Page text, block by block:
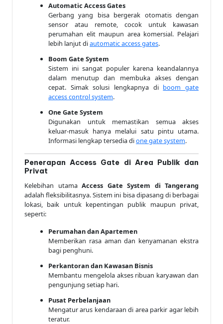
Automatic Access Gates
Gerbang yang bisa bergerak otomatis dengan
sensor atau remote, cocok untuk kawasan
perumahan elit maupun area komersial. Pelajari
lebih lanjut diautomatic access gates.
Boom Gate System
Sistem ini sangat populer karena keandalannya
dalam menutup dan membuka akses dengan
cepat. Simak solusi lengkapnya di boom gate
access control system.
One Gate System
Digunakan untuk memastikan semua akses
keluar-masuk hanya melalui satu pintu utama.
Informasi lengkap tersedia dione gate system.
Penerapan Access Gate di Area Publik dan
Privat
Kelebihan utama Access Gate System di Tangerang
adalah fleksibilitasnya. Sistem ini bisa dipasang di berbagai
lokasi, baik untuk kepentingan publik maupun privat,
seperti:
Perumahan dan Apartemen
Memberikan rasa aman dan kenyamanan ekstra
bagi penghuni.
Perkantoran dan Kawasan Bisnis
Membantu mengelola akses ribuan karyawan dan
pengunjung setiap hari.
Pusat Perbelanjaan
Mengatur arus kendaraan di area parkir agar lebih
teratur.